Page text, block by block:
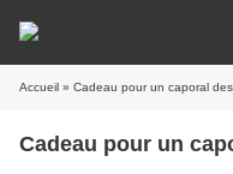
Accueil » Cadeau pour un caporal
Cadeau pour un